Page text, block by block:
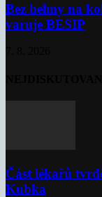
Bez helmy na
varuje BESIP
Část lékařů
Kubka